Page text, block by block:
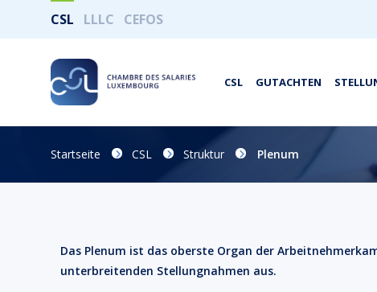
CSL LLLC CEFOS
CSL GUTACHTEN
Startseite CSL Struktur Plenum
Das Plenum ist das oberste Organ der
unterbreitenden Stellungnahmen aus.